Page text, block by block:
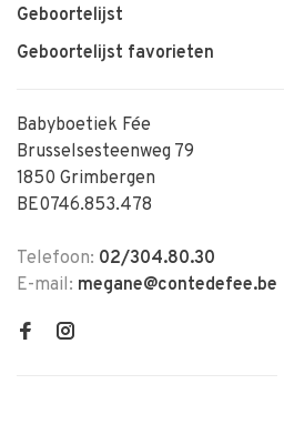
Geboortelijst
Geboortelijst favorieten
Babyboetiek Fée
Brusselsesteenweg 79
1850 Grimbergen
BE0746.853.478
Telefoon: 02/304.80.30
E-mail: megane@contedefee.be